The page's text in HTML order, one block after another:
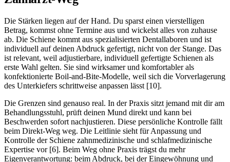
Die Stärken liegen auf der Hand. Du sparst einen vierstelligen
Betrag, kommst ohne Termine aus und wickelst alles von zuhause
ab. Die Schiene kommt aus spezialisierten Dentallaboren und ist
individuell auf deinen Abdruck gefertigt, nicht von der Stange. Das
ist relevant, weil adjustierbare, individuell gefertigte Schienen als
erste Wahl gelten. Sie sind wirksamer und komfortabler als
konfektionierte Boil-and-Bite-Modelle, weil sich die Vorverlagerung
des Unterkiefers schrittweise anpassen lässt [10].
Die Grenzen sind genauso real. In der Praxis sitzt jemand mit dir am
Behandlungsstuhl, prüft deinen Mund direkt und kann bei
Beschwerden sofort nachjustieren. Diese persönliche Kontrolle fällt
beim Direkt-Weg weg. Die Leitlinie sieht für Anpassung und
Kontrolle der Schiene zahnmedizinische und schlafmedizinische
Expertise vor [6]. Beim Weg ohne Praxis trägst du mehr
Eigenverantwortung: beim Abdruck, bei der Eingewöhnung und